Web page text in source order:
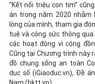
“Kết nối triệu con tim”
án trong năm 2020
lòng của mình, tham gia
tuệ và công sức thông
các hoạt động vì cộng
Cũng tại Chương trình này
đồ chung sống an toàn
dục số (iGiaoduc.vn), Đề